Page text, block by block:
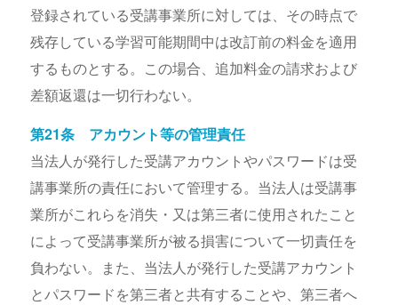
登録されている受講事業所に対しては、その時点で
残存している学習可能期間中は改訂前の料金を適用
するものとする。この場合、追加料金の請求および
差額返還は一切行わない。
第21条 アカウント等の管理責任
当法人が発行した受講アカウントやパスワードは受
講事業所の責任において管理する。当法人は受講事
業所がこれらを消失・又は第三者に使用されたこと
によって受講事業所が被る損害について一切責任を
負わない。また、当法人が発行した受講アカウント
とパスワードを第三者と共有することや、第三者へ